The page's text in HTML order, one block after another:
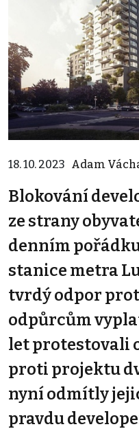
18. 10. 2023 Adam
Blokování
ze strany
denním
stanice metra
tvrdý odpor
odpůrcům
let protestovali
proti projektu
nyní odmítly
pravdu